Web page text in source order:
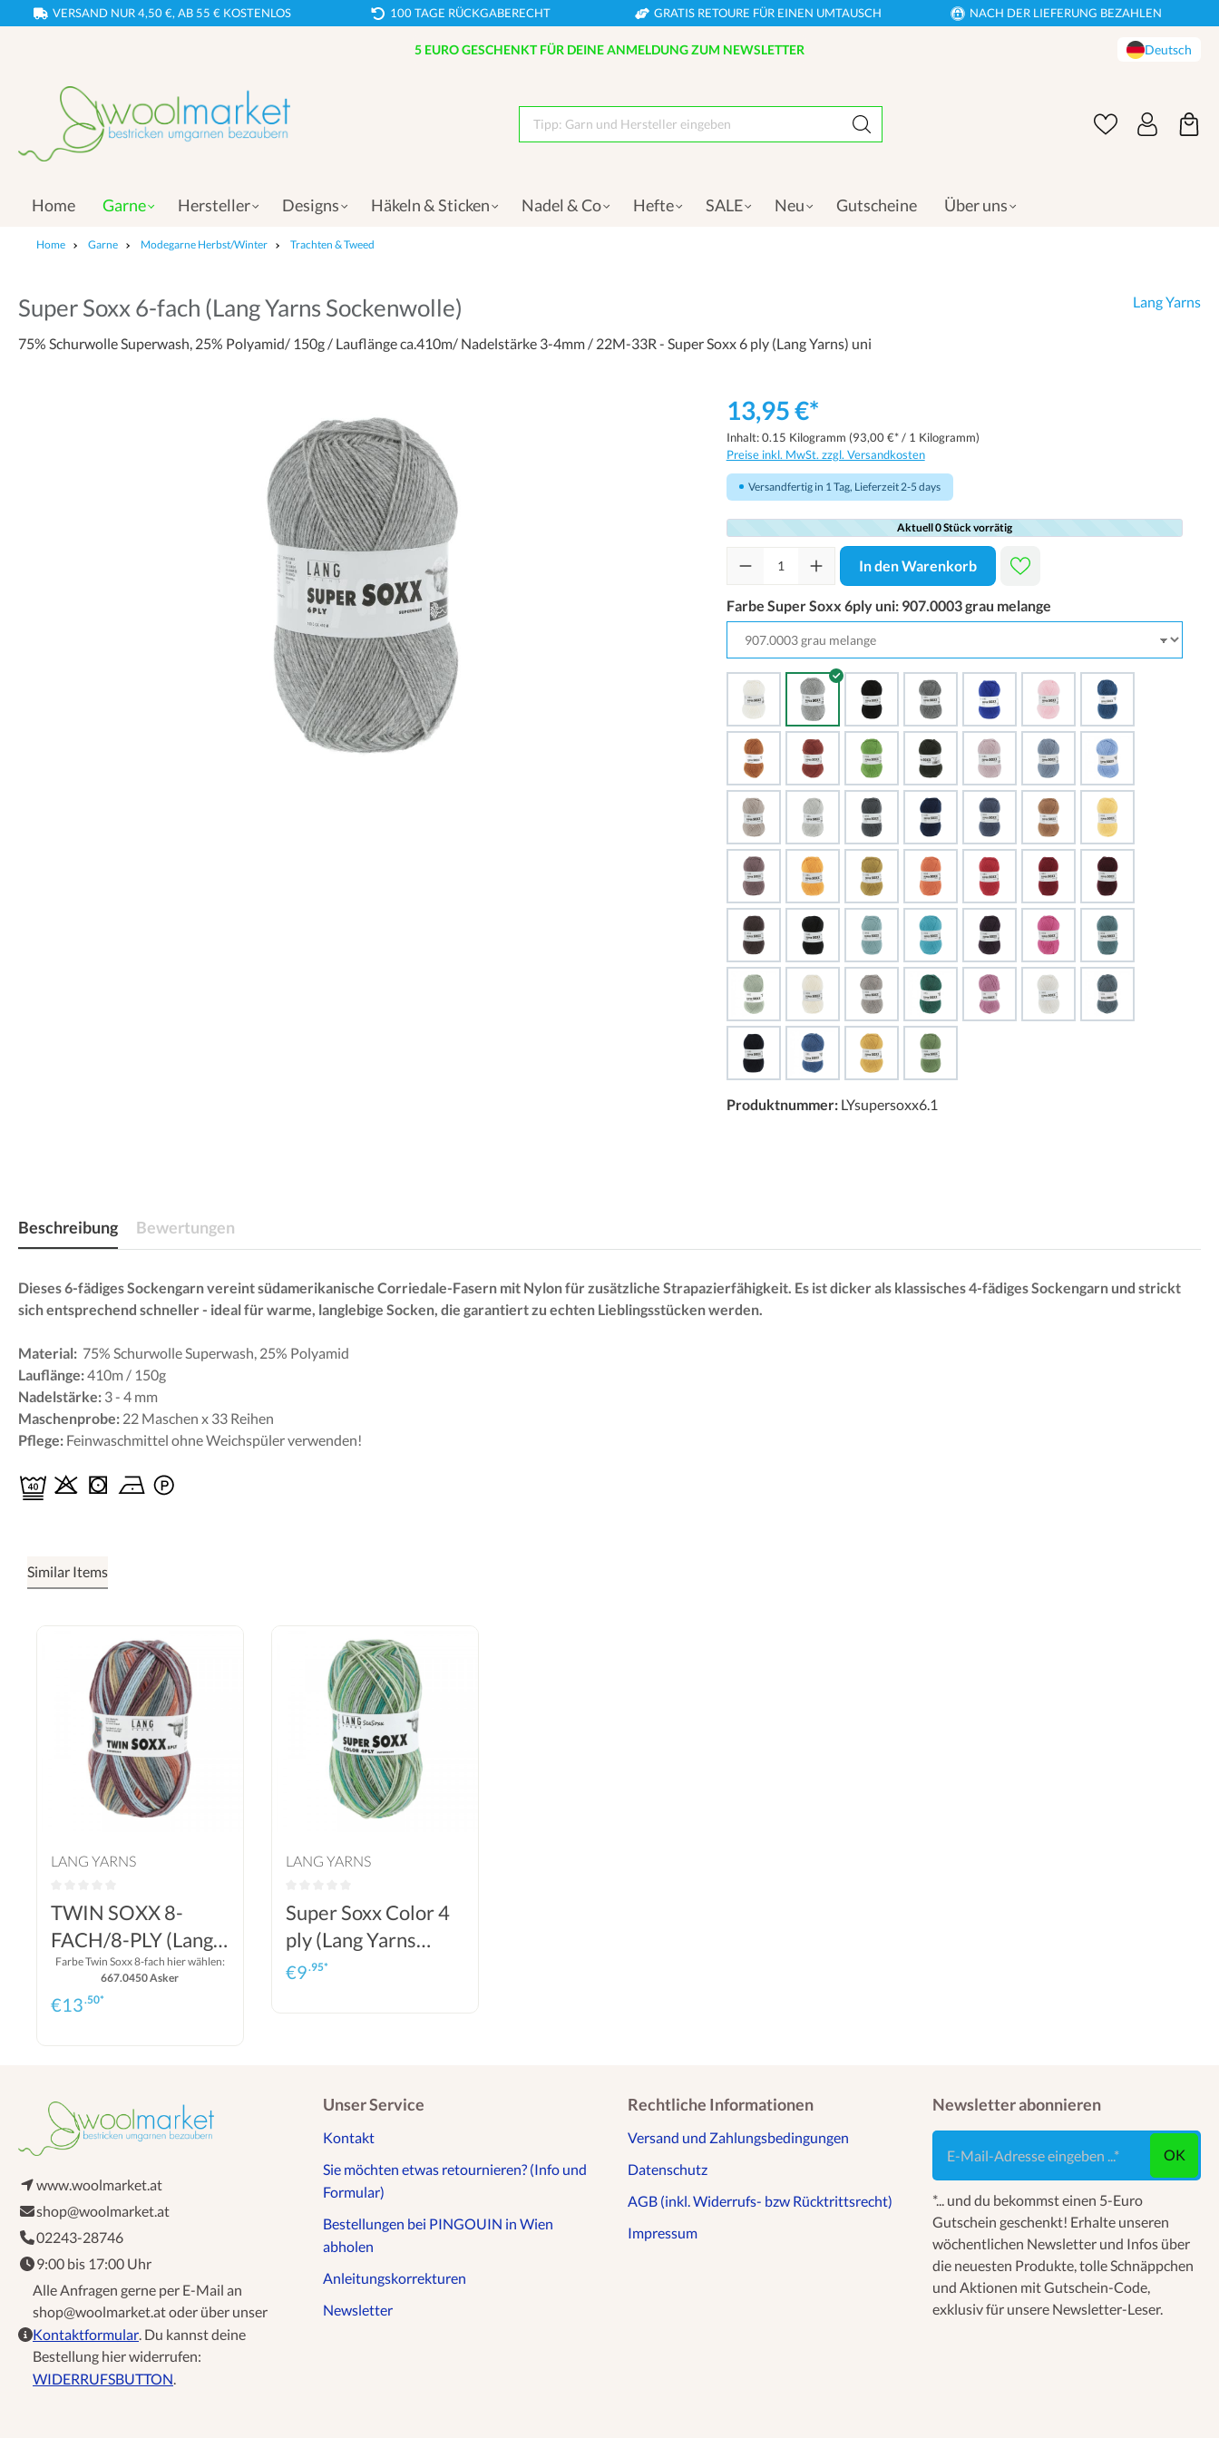
VERSAND NUR 4,50 €, AB 55 € KOSTENLOS 100 TAGE RÜCKGABERECHT GRATIS RETOURE FÜR EINEN UMTAUSCH NACH DER LIEFERUNG BEZAHLEN
5 EURO GESCHENKT FÜR DEINE ANMELDUNG ZUM NEWSLETTER Deutsch
Home Garne Hersteller Designs Häkeln & Sticken Nadel & Co Hefte SALE Neu Gutscheine Über uns
Home Garne Modegarne Herbst/Winter Trachten & Tweed
Super Soxx 6-fach (Lang Yarns Sockenwolle) Lang Yarns
75% Schurwolle Superwash, 25% Polyamid/ 150g / Lauflänge ca.410m/ Nadelstärke 3-4mm / 22M-33R - Super Soxx 6 ply (Lang Yarns) uni
13,95 €*
Inhalt:0.15 Kilogramm (93,00 €* / 1 Kilogramm)
Preise inkl. MwSt. zzgl. Versandkosten
Versandfertig in 1 Tag, Lieferzeit 2-5 days
Aktuell 0 Stück vorrätig
In den Warenkorb
Farbe Super Soxx 6ply uni: 907.0003 grau melange
Produktnummer: LYsupersoxx6.1
Beschreibung Bewertungen
Dieses 6-fädiges Sockengarn vereint südamerikanische Corriedale-Fasern mit Nylon für zusätzliche Strapazierfähigkeit. Es ist dicker als klassisches 4-fädiges Sockengarn und strickt
sich entsprechend schneller - ideal für warme, langlebige Socken, die garantiert zu echten Lieblingsstücken werden.
Material: 75% Schurwolle Superwash, 25% Polyamid
Lauflänge:410m / 150g
Nadelstärke: 3 - 4 mm
Maschenprobe: 22 Maschen x 33 Reihen
Pflege: Feinwaschmittel ohne Weichspüler verwenden!
Similar Items
LANG YARNS
TWIN SOXX 8-
FACH/8-PLY (Lang
Yarns Sockenwolle)
Farbe Twin Soxx 8-fach hier wählen:
667.0450 Asker
€13.50*
LANG YARNS
Super Soxx Color 4
ply (Lang Yarns
Sockenwolle)
€9.95*
www.woolmarket.at
shop@woolmarket.at
02243-28746
9:00 bis 17:00 Uhr
Alle Anfragen gerne per E-Mail an
shop@woolmarket.at oder über unser
Kontaktformular . Du kannst deine
Bestellung hier widerrufen:
WIDERRUFSBUTTON
Unser Service
Kontakt
Sie möchten etwas retournieren? (Info und
Formular)
Bestellungen bei PINGOUIN in Wien
abholen
Anleitungskorrekturen
Newsletter
Rechtliche Informationen
Versand und Zahlungsbedingungen
Datenschutz
AGB (inkl. Widerrufs- bzw Rücktrittsrecht)
Impressum
Newsletter abonnieren
E-Mail-Adresse eingeben ...
OK
*... und du bekommst einen 5-Euro
Gutschein geschenkt! Erhalte unseren
wöchentlichen Newsletter und Infos über
die neuesten Produkte, tolle Schnäppchen
und Aktionen mit Gutschein-Code,
exklusiv für unsere Newsletter-Leser.